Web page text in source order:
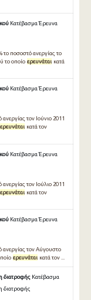
Κατέβασμα Έρευνα
ποσοστό ανεργίας το
το οποίο ερευνάται κατά
Κατέβασμα Έρευνα
τον Ιούνιο 2011
ερευνάται κατά τον
Κατέβασμα Έρευνα
τον Ιούλιο 2011
ερευνάται κατά τον
Κατέβασμα Έρευνα
τον Αύγουστο
ερευνάται κατά τον ...
διατροφής Κατέβασμα
διατροφής